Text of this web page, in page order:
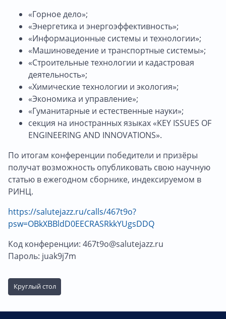
«Горное дело»;
«Энергетика и энергоэффективность»;
«Информационные системы и технологии»;
«Машиноведение и транспортные системы»;
«Строительные технологии и кадастровая
деятельность»;
«Химические технологии и экология»;
«Экономика и управление»;
«Гуманитарные и естественные науки»;
секция на иностранных языках «KEY ISSUES OF
ENGINEERING AND INNOVATIONS».
По итогам конференции победители и призёры
получат возможность опубликовать свою научную
статью в ежегодном сборнике, индексируемом в
РИНЦ.
https://salutejazz.ru/calls/467t9o?
psw=OBkXBBldD0EECRASRkkYUgsDDQ
Код конференции: 467t9o@salutejazz.ru
Пароль: juak9j7m
Круглый стол